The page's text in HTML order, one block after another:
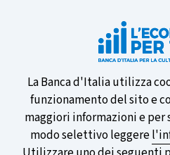
Informativa
sui
cookie
La Banca d'Italia utilizza
funzionamento del sito e
maggiori informazioni e
modo selettivo leggere
Partecipa al
sulle nuove
preferita!